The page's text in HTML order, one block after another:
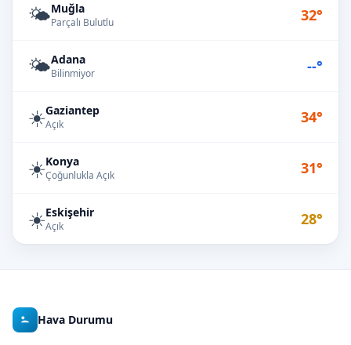
🌤️Muğla
Parçalı Bulutlu 32°
🌤️Adana
Bilinmiyor --°
☀️Gaziantep
Açık 34°
☀️Konya
Çoğunlukla Açık 31°
☀️Eskişehir
Açık 28°
Hava Durumu